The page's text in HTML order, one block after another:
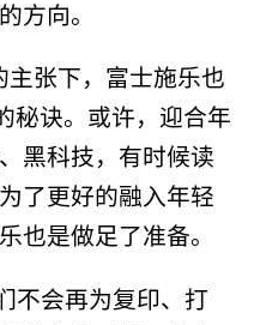
方向。
主张下，富士施乐也
秘诀。或许，迎合年
黑科技，有时候读
了更好的融入年轻
也是做足了准备。
不会再为复印、打